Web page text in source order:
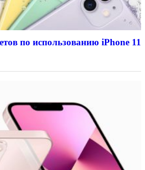
по использованию iPhone 11